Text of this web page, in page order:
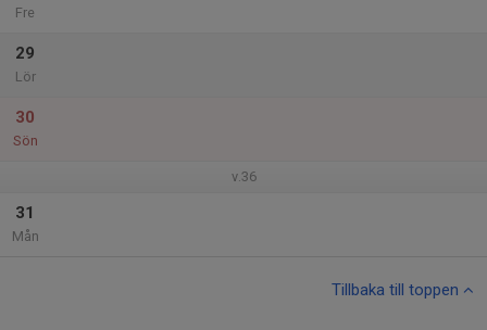
Fre
29
Lör
30
Sön
v.36
31
Mån
Tillbaka till toppen